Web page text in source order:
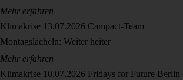
Mehr erfahren
Klimakrise 13.07.2026 Campact-Team
Montagslächeln: Weiter heiter
Mehr erfahren
Klimakrise 10.07.2026 Fridays for Future Berlin